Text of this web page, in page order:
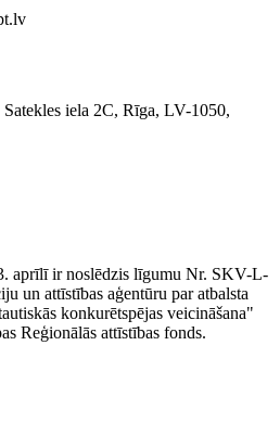
Satekles iela 2C, Rīga, LV-1050,
aprīlī ir noslēdzis līgumu Nr. SKV-L-
un attīstības aģentūru par atbalsta
konkurētspējas veicināšana"
Reģionālās attīstības fonds.